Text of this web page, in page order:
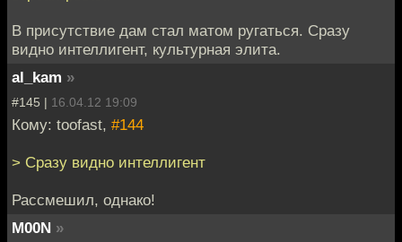
В присутствие дам стал матом ругаться. Сразу
видно интеллигент, культурная элита.
al_kam »
#145 | 16.04.12 19:09
Кому: toofast, #144
> Сразу видно интеллигент
Рассмешил, однако!
M00N »